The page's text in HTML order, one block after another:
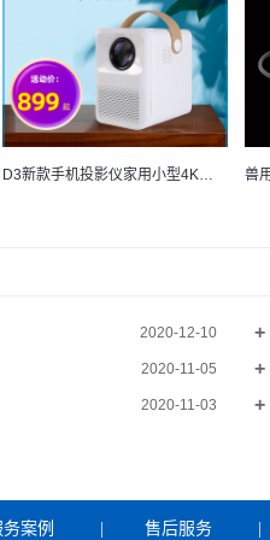
D3新款手机投影仪家用小型4K超高清可连WIFI无线送幕布支架迷你便携卧室宿舍投墙电视智能家庭影院一体投影机
2020-12-10
2020-11-05
2020-11-03
务案例 | 售后服务 |